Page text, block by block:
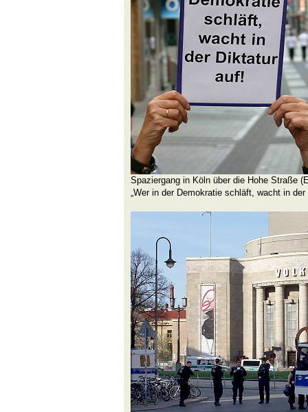
Spaziergang in Köln über die Hohe Straße
„Wer in der Demokratie schläft, wacht in der